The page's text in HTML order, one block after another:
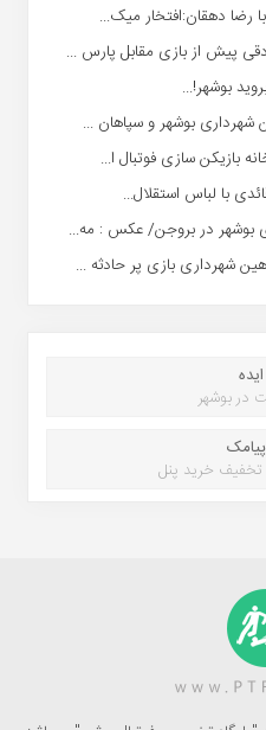
رضا دهقان:افتخار میک...
پیش از بازی مقابل پارس ...
بوشهر!...
شهردارى بوشهر و سپاهان ...
بازیکن سازی فوتبال ا...
با لباس استقلال...
بوشهر در بروجن/ عکس : مه...
شهرداری بازی پر حادثه ...
در بوشهر